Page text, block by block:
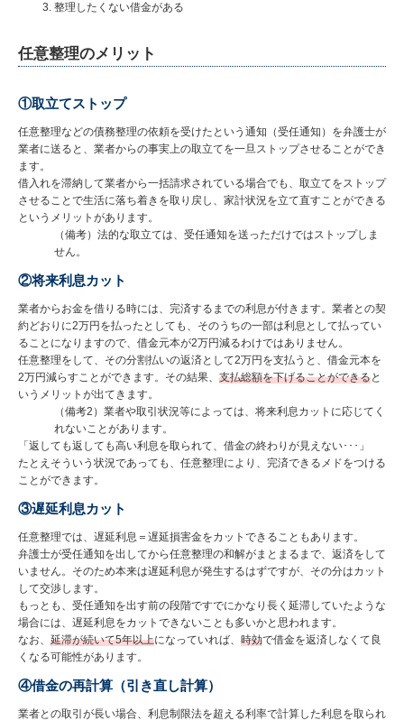
整理したくない借金がある
任意整理のメリット
①取立てストップ
任意整理などの債務整理の依頼を受けたという通知（受任通知）を弁護士が
業者に送ると、業者からの事実上の取立てを一旦ストップさせることができ
ます。
借入れを滞納して業者から一括請求されている場合でも、取立てをストップ
させることで生活に落ち着きを取り戻し、家計状況を立て直すことができる
というメリットがあります。
（備考）法的な取立ては、受任通知を送っただけではストップしま
せん。
②将来利息カット
業者からお金を借りる時には、完済するまでの利息が付きます。業者との契
約どおりに2万円を払ったとしても、そのうちの一部は利息として払ってい
ることになりますので、借金元本が2万円減るわけではありません。
任意整理をして、その分割払いの返済として2万円を支払うと、借金元本を
2万円減らすことができます。その結果、 支払総額を下げることができると
いうメリットが出てきます。
（備考2）業者や取引状況等によっては、将来利息カットに応じてく
れないことがあります。
「返しても返しても高い利息を取られて、借金の終わりが見えない･･･」
たとえそういう状況であっても、任意整理により、完済できるメドをつける
ことができます。
③遅延利息カット
任意整理では、遅延利息＝遅延損害金をカットできることもあります。
弁護士が受任通知を出してから任意整理の和解がまとまるまで、返済をして
いません。そのため本来は遅延利息が発生するはずですが、その分はカット
して交渉します。
もっとも、受任通知を出す前の段階ですでにかなり長く延滞していたような
場合には、遅延利息をカットできないことも多いかと思われます。
なお、 延滞が続いて5年以上になっていれば、 時効で借金を返済しなくて良
くなる可能性があります。
④借金の再計算（引き直し計算）
業者との取引が長い場合、利息制限法を超える利率で計算した利息を取られ